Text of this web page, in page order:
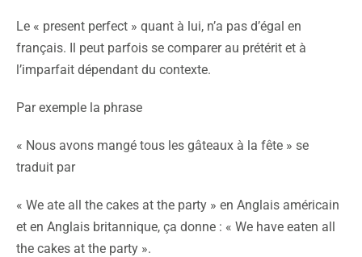
Le « present perfect » quant à lui, n’a pas d’égal en
français. Il peut parfois se comparer au prétérit et à
l’imparfait dépendant du contexte.
Par exemple la phrase
« Nous avons mangé tous les gâteaux à la fête » se
traduit par
« We ate all the cakes at the party » en Anglais américain
et en Anglais britannique, ça donne : « We have eaten all
the cakes at the party ».